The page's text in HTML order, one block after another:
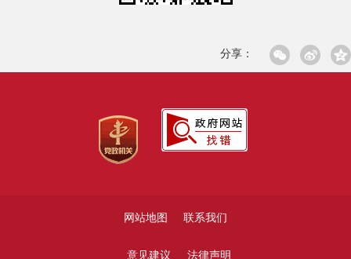
分享：
网站地图 联系我们
意见建议 法律声明